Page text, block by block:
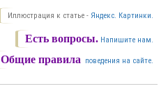
Иллюстрация к статье - Яндекс. Картинки.
Есть вопросы. Напишите нам.
Общие правила поведения на сайте.